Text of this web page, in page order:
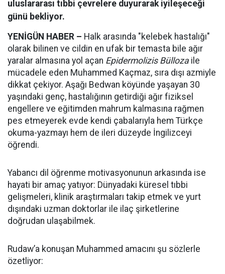
uluslararası tıbbi çevrelere duyurarak iyileşeceği
günü bekliyor.
YENİGÜN HABER – Halk arasında "kelebek hastalığı"
olarak bilinen ve cildin en ufak bir temasta bile ağır
yaralar almasına yol açan Epidermolizis Bülloza ile
mücadele eden Muhammed Kaçmaz, sıra dışı azmiyle
dikkat çekiyor. Aşağı Bedwan köyünde yaşayan 30
yaşındaki genç, hastalığının getirdiği ağır fiziksel
engellere ve eğitimden mahrum kalmasına rağmen
pes etmeyerek evde kendi çabalarıyla hem Türkçe
okuma-yazmayı hem de ileri düzeyde İngilizceyi
öğrendi.
Yabancı dil öğrenme motivasyonunun arkasında ise
hayati bir amaç yatıyor: Dünyadaki küresel tıbbi
gelişmeleri, klinik araştırmaları takip etmek ve yurt
dışındaki uzman doktorlar ile ilaç şirketlerine
doğrudan ulaşabilmek.
Rudaw’a konuşan Muhammed amacını şu sözlerle
özetliyor: